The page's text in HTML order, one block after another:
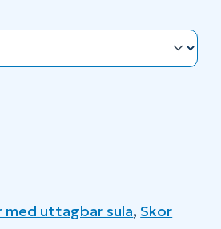
med uttagbar sula, Skor